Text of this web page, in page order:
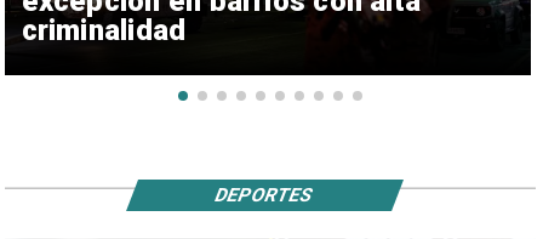
criminalidad
DEPORTES